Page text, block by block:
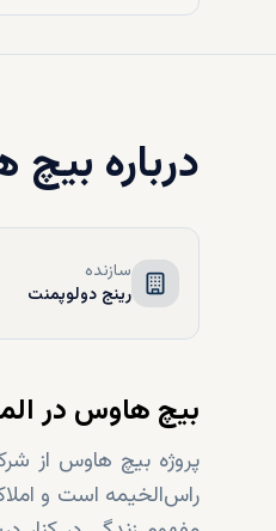
درباره بیچ
سازنده
رینج دولوپمنت
بیچ هاوس در
پروژه بیچ هاوس از
راس‌الخیمه است و